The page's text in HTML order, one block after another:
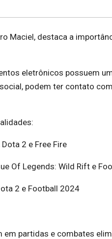
Maciel, destaca a
eletrônicos possuem
podem ter contato
2 e Free Fire
Of Legends: Wild Rift e
2 e Football 2024
partidas e combates